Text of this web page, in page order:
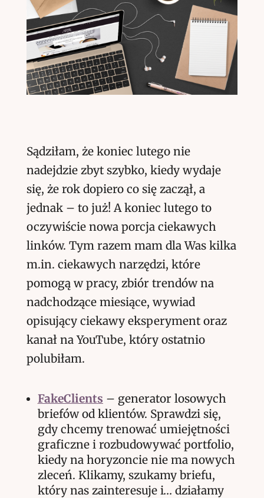
Sądziłam, że koniec lutego nie
nadejdzie zbyt szybko, kiedy wydaje
się, że rok dopiero co się zaczął, a
jednak – to już! A koniec lutego to
oczywiście nowa porcja ciekawych
linków. Tym razem mam dla Was kilka
m.in. ciekawych narzędzi, które
pomogą w pracy, zbiór trendów na
nadchodzące miesiące, wywiad
opisujący ciekawy eksperyment oraz
kanał na YouTube, który ostatnio
polubiłam.
FakeClients – generator losowych
briefów od klientów. Sprawdzi się,
gdy chcemy trenować umiejętności
graficzne i rozbudowywać portfolio,
kiedy na horyzoncie nie ma nowych
zleceń. Klikamy, szukamy briefu,
który nas zainteresuje i… działamy